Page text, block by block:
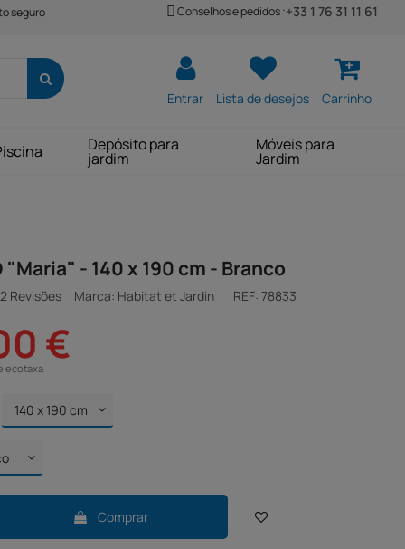
seguro Conselhos e pedidos :+33 1 76 31 11 61
Entrar Lista de desejos Carrinho
Depósito para
jardim
Móveis para
Jardim
"Maria" - 140 x 190 cm - Branco
Revisões Marca: Habitat et Jardin REF:78833
€
ecotaxa
Comprar